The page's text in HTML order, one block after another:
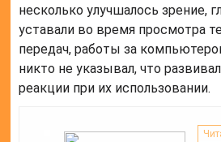
несколько улучшалось зрение,
уставали во время просмотра
передач, работы за
никто не указывал, что
реакции при их использовании.